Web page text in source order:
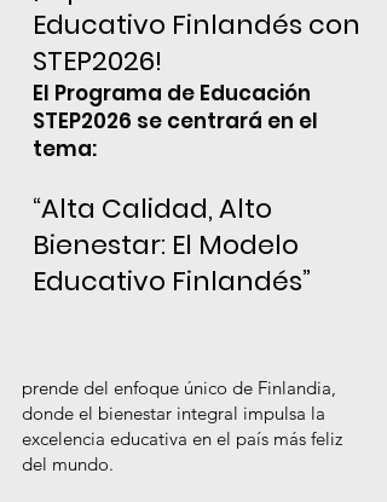
Educativo Finlandés con
STEP2026!
El Programa de Educación
STEP2026 se centrará en el
tema:
“Alta Calidad, Alto
Bienestar: El Modelo
Educativo Finlandés”
prende del enfoque único de Finlandia,
donde el bienestar integral impulsa la
excelencia educativa en el país más feliz
del mundo.